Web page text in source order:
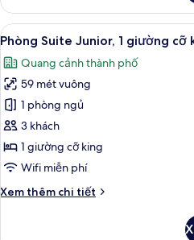
Phòng
Suite
Deluxe,
giường
cỡ
king
Xem
tất
cả
ảnh
Phòng
Suite
Junior,
1
cỡ
12
Phòng Suite Junior, 1 giường cỡ
Quang cảnh thành phố
59 mét vuông
1 phòng ngủ
3 khách
1 giường cỡ king
Wifi miễn phí
Xem thêm chi tiết
Chi